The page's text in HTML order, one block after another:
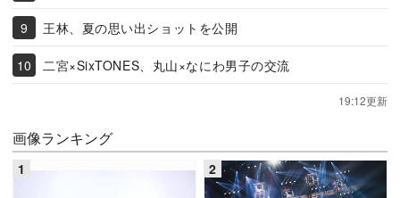
王林、夏の思い出ショットを公開
二宮×SixTONES、丸山×なにわ男子の交流
19:12更新
画像ランキング